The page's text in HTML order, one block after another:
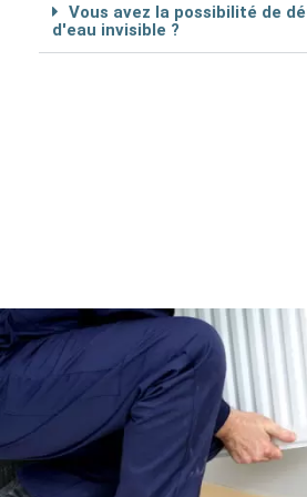
Vous avez la possibilité de
d'eau invisible ?